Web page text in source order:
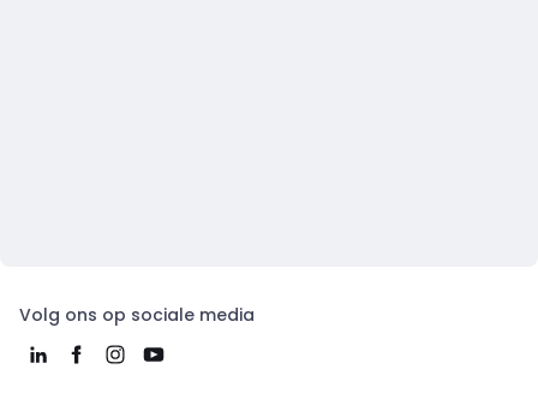
Volg ons op sociale media